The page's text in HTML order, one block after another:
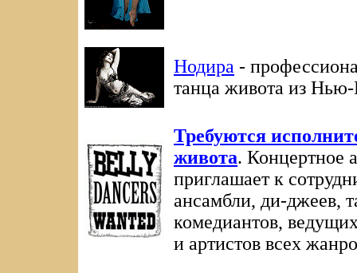
Нодира -
танца живота из
Требуются
живота. Концертное
приглашает к
ансамбли, ди-джеев,
комедиантов,
и артистов всех